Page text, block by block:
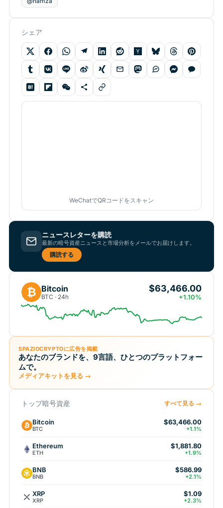
シェア
WeChatでQRコードをスキャン
ニュースレターを購読
最新の暗号資産ニュースと市場分析をメールでお届けします。
購読する
₿ Bitcoin
BTC · 24h
$63,466.00
+1.10%
SPAZIOCRYPTOに広告を掲載
あなたのブランドを、9言語、ひとつのプラットフォー
ムで。
メディアキットを見る →
トップ暗号資産 すべて見る →
Bitcoin
BTC
$63,466.00
+1.1%
Ethereum
ETH
$1,881.80
+1.9%
BNB
BNB
$586.99
+2.1%
XRP
XRP
$1.09
+2.3%